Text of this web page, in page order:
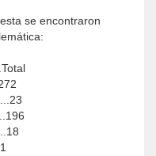
se encontraron